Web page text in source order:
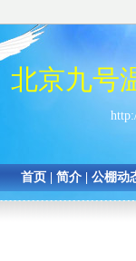
北京九号
首页 简介 公棚动